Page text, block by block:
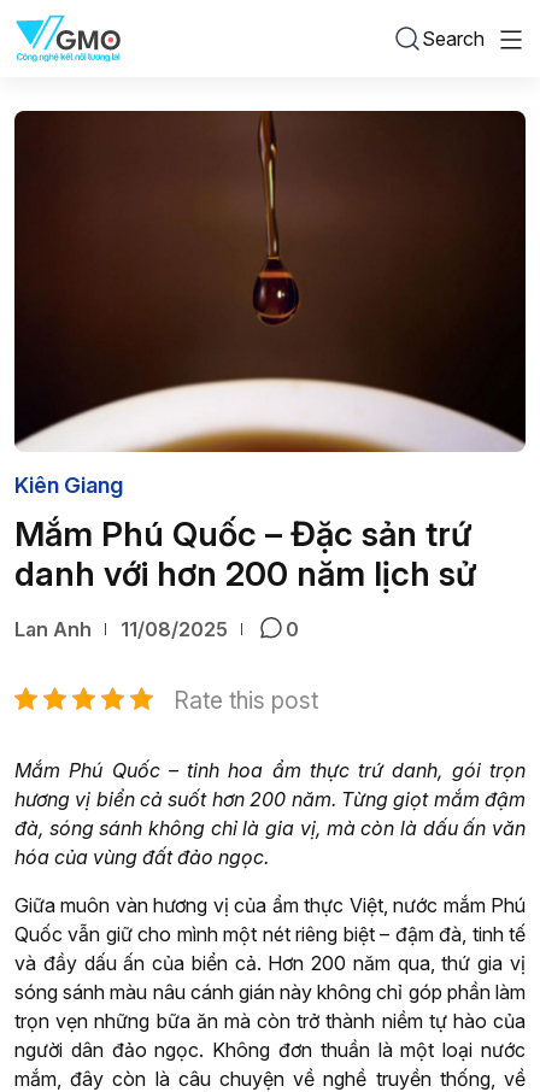
Search
Kiên Giang
Mắm Phú Quốc – Đặc sản trứ
danh với hơn 200 năm lịch sử
Lan Anh 11/08/2025 0
Rate this post
Mắm Phú Quốc – tinh hoa ẩm thực trứ danh, gói trọn
hương vị biển cả suốt hơn 200 năm. Từng giọt mắm đậm
đà, sóng sánh không chỉ là gia vị, mà còn là dấu ấn văn
hóa của vùng đất đảo ngọc.
Giữa muôn vàn hương vị của ẩm thực Việt, nước mắm Phú
Quốc vẫn giữ cho mình một nét riêng biệt – đậm đà, tinh tế
và đầy dấu ấn của biển cả. Hơn 200 năm qua, thứ gia vị
sóng sánh màu nâu cánh gián này không chỉ góp phần làm
trọn vẹn những bữa ăn mà còn trở thành niềm tự hào của
người dân đảo ngọc. Không đơn thuần là một loại nước
mắm, đây còn là câu chuyện về nghề truyền thống, về